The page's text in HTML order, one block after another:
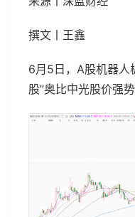
撰文丨王鑫
6月5日，A股机器人
股”奥比中光股价强